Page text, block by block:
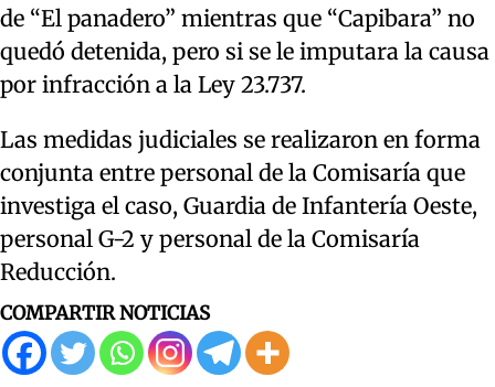
de “El panadero” mientras que “Capibara” no
quedó detenida, pero si se le imputara la causa
por infracción a la Ley 23.737.
Las medidas judiciales se realizaron en forma
conjunta entre personal de la Comisaría que
investiga el caso, Guardia de Infantería Oeste,
personal G-2 y personal de la Comisaría
Reducción.
COMPARTIR NOTICIAS